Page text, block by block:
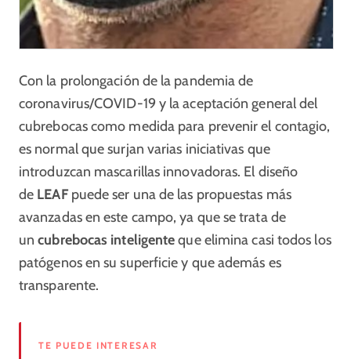
Con la prolongación de la pandemia de
coronavirus/COVID-19 y la aceptación general del
cubrebocas como medida para prevenir el contagio,
es normal que surjan varias iniciativas que
introduzcan mascarillas innovadoras. El diseño
de LEAFpuede ser una de las propuestas más
avanzadas en este campo, ya que se trata de
uncubrebocas inteligenteque elimina casi todos los
patógenos en su superficie y que además es
transparente.
TE PUEDE INTERESAR